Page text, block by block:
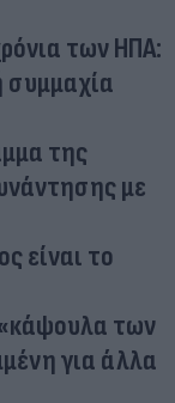
των ΗΠΑ:
συμμαχία
της
με
είναι το
«κάψουλα των
για άλλα